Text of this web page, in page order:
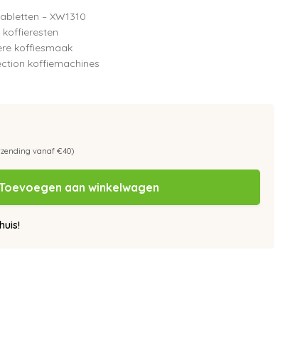
– XW1310
koffiesmaak
koffiemachines
vanaf €40)
aan winkelwagen